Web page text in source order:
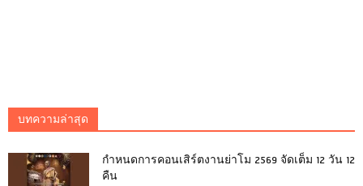
บทความล่าสุด
กำหนดการคอนเสิร์ตงานย่าโม 2569 จัดเต็ม 12 วัน 12
คืน